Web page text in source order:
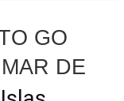
GO
DE